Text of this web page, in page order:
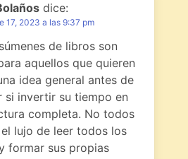
dice:
17, 2023 a las 9:37 pm
de libros son
aquellos que quieren
idea general antes de
si invertir su tiempo en
completa. No todos
lujo de leer todos los
formar sus propias